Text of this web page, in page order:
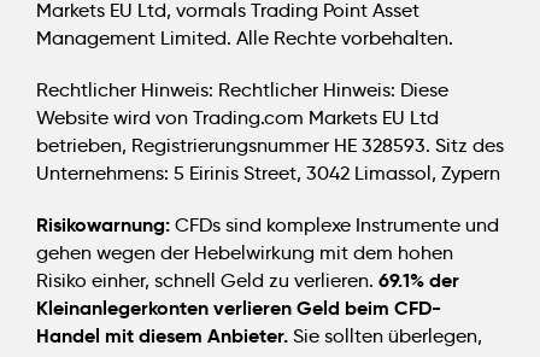
Markets EU Ltd, vormals Trading Point Asset
Management Limited. Alle Rechte vorbehalten.
Rechtlicher Hinweis: Rechtlicher Hinweis: Diese
Website wird von Trading.com Markets EU Ltd
betrieben, Registrierungsnummer HE 328593. Sitz des
Unternehmens: 5 Eirinis Street, 3042 Limassol, Zypern
Risikowarnung: CFDs sind komplexe Instrumente und
gehen wegen der Hebelwirkung mit dem hohen
Risiko einher, schnell Geld zu verlieren. 69.1% der
Kleinanlegerkonten verlieren Geld beim CFD-
Handel mit diesem Anbieter. Sie sollten überlegen,